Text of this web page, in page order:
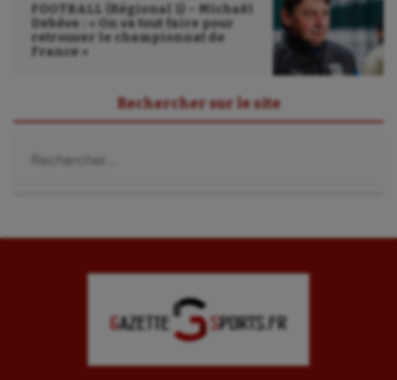
FOOTBALL (Régional 1) – Michaël
Debève : « On va tout faire pour
retrouver le championnat de
France »
Rechercher sur le site